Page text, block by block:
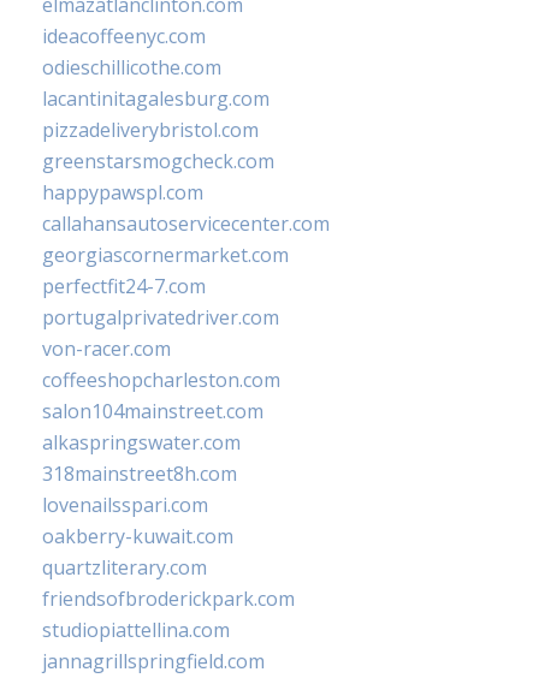
ideacoffeenyc.com
odieschillicothe.com
lacantinitagalesburg.com
pizzadeliverybristol.com
greenstarsmogcheck.com
happypawspl.com
callahansautoservicecenter.com
georgiascornermarket.com
perfectfit24-7.com
portugalprivatedriver.com
von-racer.com
coffeeshopcharleston.com
salon104mainstreet.com
alkaspringswater.com
318mainstreet8h.com
lovenailsspari.com
oakberry-kuwait.com
quartzliterary.com
friendsofbroderickpark.com
studiopiattellina.com
jannagrillspringfield.com